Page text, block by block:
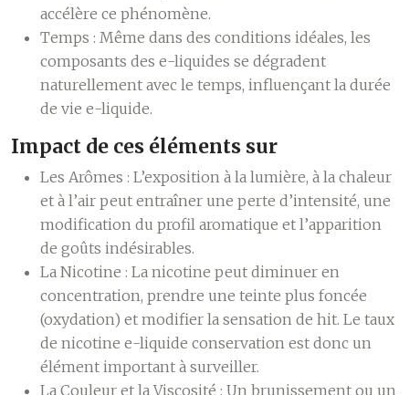
accélère ce phénomène.
Temps : Même dans des conditions idéales, les
composants des e-liquides se dégradent
naturellement avec le temps, influençant la durée
de vie e-liquide.
Impact de ces éléments sur
Les Arômes : L’exposition à la lumière, à la chaleur
et à l’air peut entraîner une perte d’intensité, une
modification du profil aromatique et l’apparition
de goûts indésirables.
La Nicotine : La nicotine peut diminuer en
concentration, prendre une teinte plus foncée
(oxydation) et modifier la sensation de hit. Le taux
de nicotine e-liquide conservation est donc un
élément important à surveiller.
La Couleur et la Viscosité : Un brunissement ou un